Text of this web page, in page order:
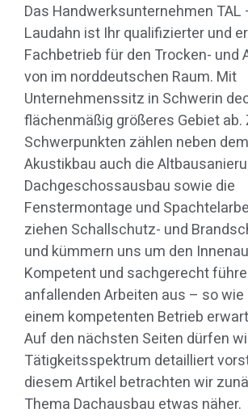
Das Handwerksunternehmen TAL
Laudahn ist Ihr qualifizierter und
Fachbetrieb für den Trocken- und
von im norddeutschen Raum. Mit
Unternehmenssitz in Schwerin
flächenmäßig größeres Gebiet ab.
Schwerpunkten zählen neben
Akustikbau auch die
Dachgeschossausbau sowie die
Fenstermontage und
ziehen Schallschutz- und
und kümmern uns um den
Kompetent und sachgerecht
anfallenden Arbeiten aus – so wie
einem kompetenten Betrieb
Auf den nächsten Seiten dürfen
Tätigkeitsspektrum detailliert
diesem Artikel betrachten wir
Thema Dachausbau etwas näher.